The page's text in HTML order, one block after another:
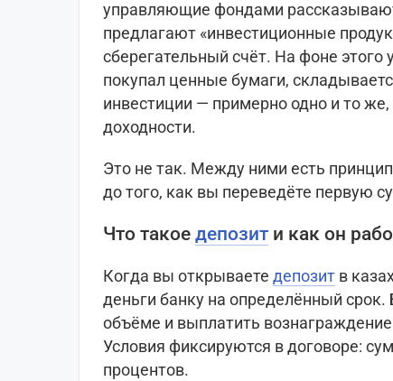
управляющие фондами
предлагают «инвестиционные
сберегательный счёт. На фоне этого
покупал ценные бумаги,
инвестиции — примерно одно и то
доходности.
Это не так. Между ними есть
до того, как вы переведёте первую
Что такое депозит и как он
Когда вы открываете депозит в
деньги банку на определённый срок.
объёме и выплатить
Условия фиксируются в договоре:
процентов.